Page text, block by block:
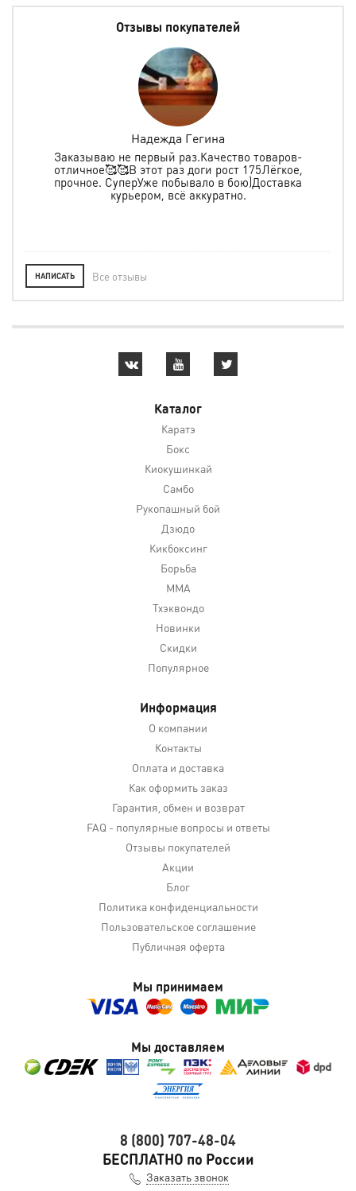
Отзывы покупателей
Надежда Гегина
Заказываю не первый раз.Качество товаров-
отличное🥰🥰В этот раз доги рост 175Лёгкое,
прочное. СуперУже побывало в бою)Доставка
курьером, всё аккуратно.
НАПИСАТЬ Все отзывы
Каталог
Каратэ
Бокс
Киокушинкай
Самбо
Рукопашный бой
Дзюдо
Кикбоксинг
Борьба
MMA
Тхэквондо
Новинки
Скидки
Популярное
Информация
О компании
Контакты
Оплата и доставка
Как оформить заказ
Гарантия, обмен и возврат
FAQ - популярные вопросы и ответы
Отзывы покупателей
Акции
Блог
Политика конфиденциальности
Пользовательское соглашение
Публичная оферта
Мы принимаем
Мы доставляем
8 (800) 707-48-04
БЕСПЛАТНО по России
Заказать звонок